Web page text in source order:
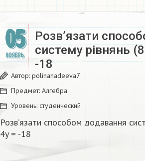
05
НОЯБРЬ
Розв’язати
систему рівнянь
-18​
Автор: polinanadeeva7
Предмет: Алгебра
Уровень: студенческий
Розв’язати способом додавання
4y = -18​